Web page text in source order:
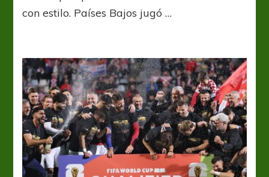
con estilo. Países Bajos jugó …